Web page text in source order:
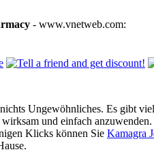
- www.vnetweb.com:
Ungewöhnliches. Es gibt
und einfach
Klicks können Sie Kamagra